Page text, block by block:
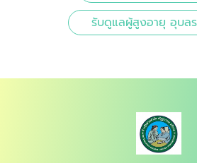
รับดูแลผู้สูงอายุ อุบลร